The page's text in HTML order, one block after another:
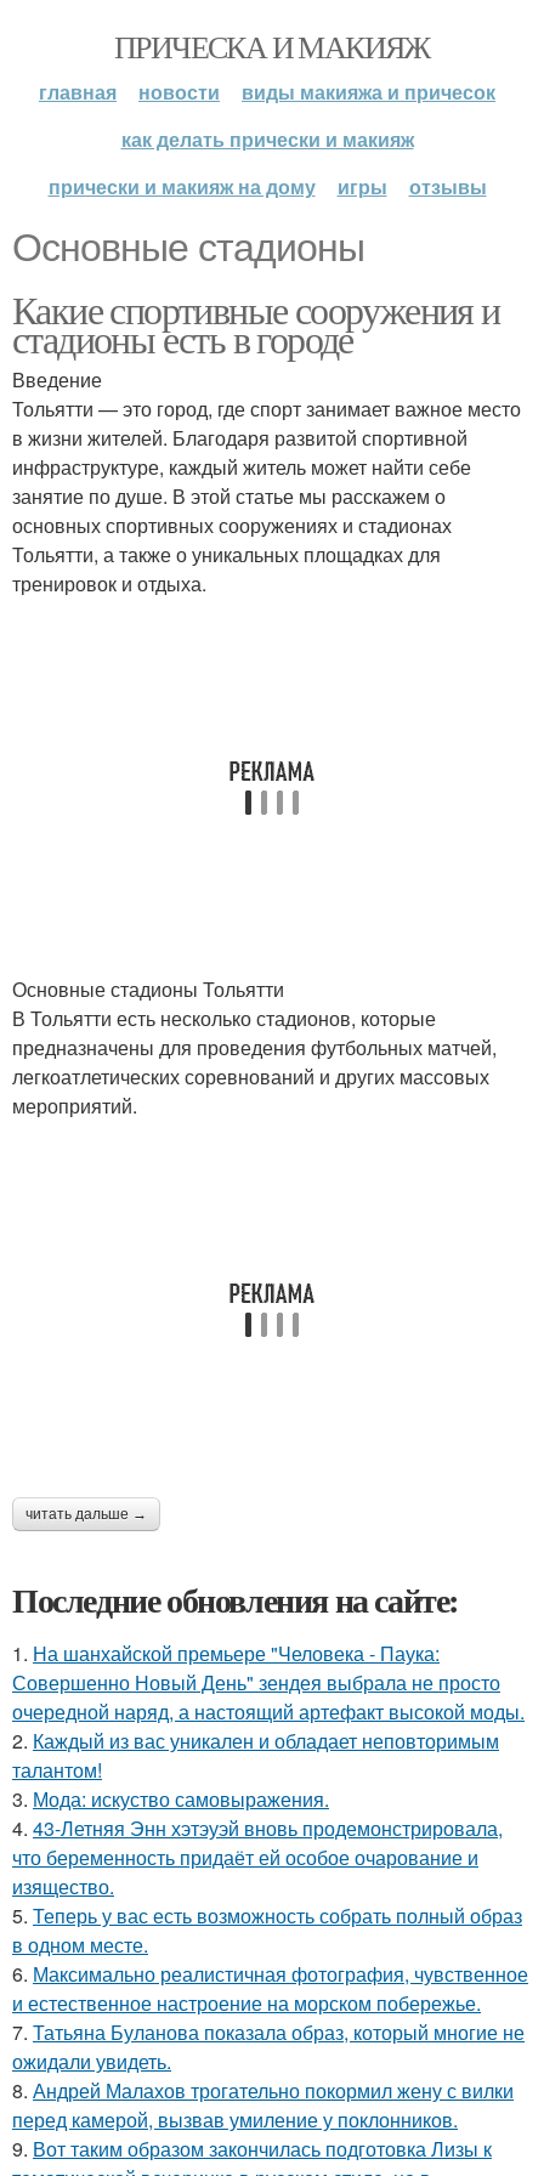
ПРИЧЕСКА И МАКИЯЖ
главная новости
виды макияжа и причесок
как делать прически и макияж
прически и макияж на дому
игры отзывы
Основные стадионы
Какие спортивные сооружения и
стадионы есть в городе
Введение
Тольятти — это город, где спорт занимает важное место
в жизни жителей. Благодаря развитой спортивной
инфраструктуре, каждый житель может найти себе
занятие по душе. В этой статье мы расскажем о
основных спортивных сооружениях и стадионах
Тольятти, а также о уникальных площадках для
тренировок и отдыха.
Основные стадионы Тольятти
В Тольятти есть несколько стадионов, которые
предназначены для проведения футбольных матчей,
легкоатлетических соревнований и других массовых
мероприятий.
читать дальше →
Последние обновления на сайте:
1. На шанхайской премьере "Человека - Паука:
Совершенно Новый День" зендея выбрала не просто
очередной наряд, а настоящий артефакт высокой моды.
2. Каждый из вас уникален и обладает неповторимым
талантом!
3. Мода: искуство самовыражения.
4. 43-Летняя Энн хэтэуэй вновь продемонстрировала,
что беременность придаёт ей особое очарование и
изящество.
5. Теперь у вас есть возможность собрать полный образ
в одном месте.
6. Максимально реалистичная фотография, чувственное
и естественное настроение на морском побережье.
7. Татьяна Буланова показала образ, который многие не
ожидали увидеть.
8. Андрей Малахов трогательно покормил жену с вилки
перед камерой, вызвав умиление у поклонников.
9. Вот таким образом закончилась подготовка Лизы к